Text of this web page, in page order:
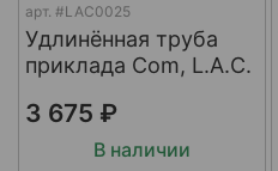
арт. #LAC0025
Удлинённая труба
приклада Com, L.A.C.
3 675 ₽
В наличии